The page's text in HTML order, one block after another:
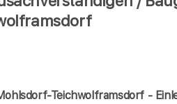
Teichwolframsdorf -